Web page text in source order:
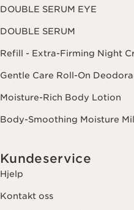
vår personvernerklæring
DOUBLE SERUM EYE
DOUBLE SERUM
Refill - Extra-Firming Night
Gentle Care Roll-On
Moisture-Rich Body Lotion
Body-Smoothing Moisture
Kundeservice
Hjelp
Kontakt oss